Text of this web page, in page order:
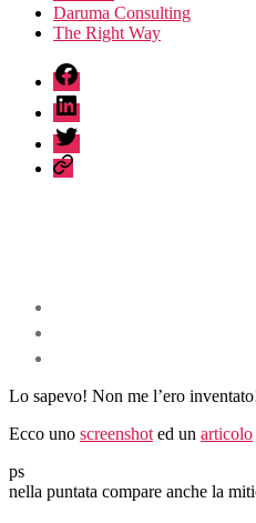
Daruma Consulting
The Right Way
fb
linkedin
twitter
sessionize
Lo sapevo! Non me l’ero
Ecco uno screenshot ed un articolo
ps
nella puntata compare anche la